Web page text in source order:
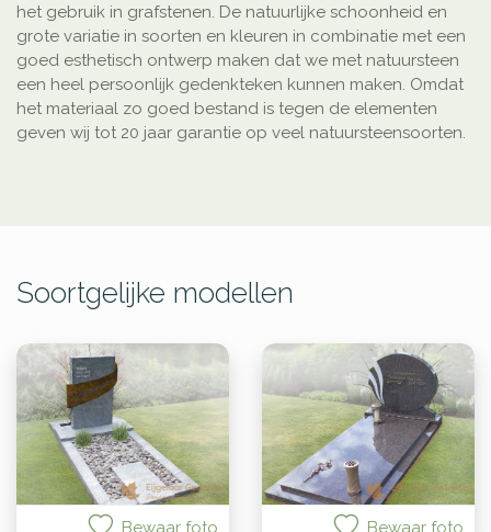
het gebruik in grafstenen. De natuurlijke schoonheid en
grote variatie in soorten en kleuren in combinatie met een
goed esthetisch ontwerp maken dat we met natuursteen
een heel persoonlijk gedenkteken kunnen maken. Omdat
het materiaal zo goed bestand is tegen de elementen
geven wij tot 20 jaar garantie op veel natuursteensoorten.
Soortgelijke modellen
Bewaar foto Bewaar foto